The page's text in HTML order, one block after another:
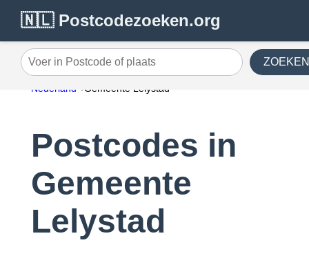
🇳🇱 Postcodezoeken.org
Voer in Postcode of plaats ZOEKEN
Nederland Gemeente Lelystad
Postcodes in
Gemeente
Lelystad